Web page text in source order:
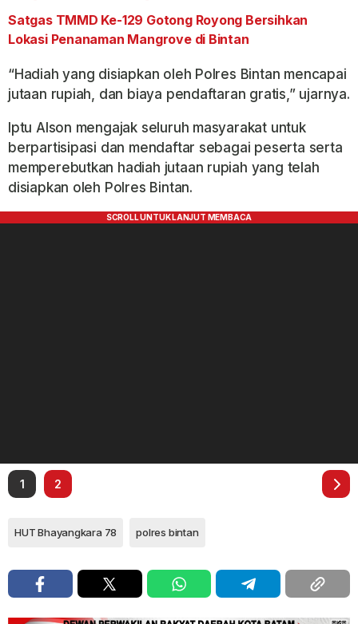
Satgas TMMD Ke-129 Gotong Royong Bersihkan
Lokasi Penanaman Mangrove di Bintan
“Hadiah yang disiapkan oleh Polres Bintan mencapai
jutaan rupiah, dan biaya pendaftaran gratis,” ujarnya.
Iptu Alson mengajak seluruh masyarakat untuk
berpartisipasi dan mendaftar sebagai peserta serta
memperebutkan hadiah jutaan rupiah yang telah
disiapkan oleh Polres Bintan.
1 2
HUT Bhayangkara 78 polres bintan